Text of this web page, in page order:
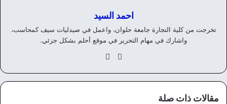
احمد السيد
تخرجت من كلية التجارة جامعة حلوان، واعمل في صيدليات سيف كمحاسب،
واشارك في مهام التحرير في موقع أحلم بشكل جزئي.
موق
الويوك
مقالات ذات صلة